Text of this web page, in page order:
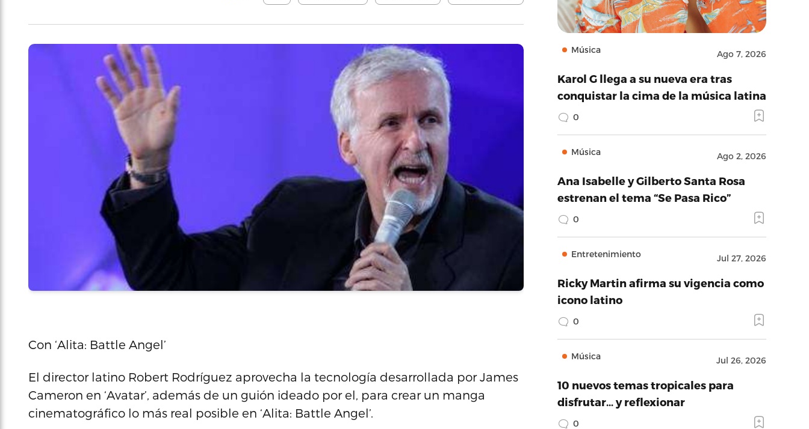
Con ‘Alita: Battle Angel’
El director latino Robert Rodríguez aprovecha la tecnología desarrollada por James
Cameron en ‘Avatar’, además de un guión ideado por el, para crear un manga
cinematográfico lo más real posible en ‘Alita: Battle Angel’.
Música Ago 7, 2026
Karol G llega a su nueva era tras
conquistar la cima de la música latina
0
Música Ago 2, 2026
Ana Isabelle y Gilberto Santa Rosa
estrenan el tema “Se Pasa Rico”
0
Entretenimiento Jul 27, 2026
Ricky Martin afirma su vigencia como
icono latino
0
Música Jul 26, 2026
10 nuevos temas tropicales para
disfrutar… y reflexionar
0